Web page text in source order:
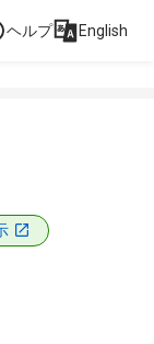
ヘルプ English